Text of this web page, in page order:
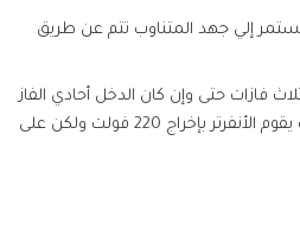
إلي جهد المتناوب تتم عن طريق
فازات حتى وإن كان الدخل أحادي الفاز
أي أنه عند توصيل 220 فولت يقوم الأنفرتر بإخراج 220 فولت ولكن على